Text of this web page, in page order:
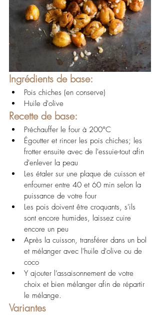
Ingrédients de base:
Pois chiches (en conserve)
Huile d'olive
Recette de base:
Préchauffer le four à 200°C
Égoutter et rincer les pois chiches; les
frotter ensuite avec de l'essuie-tout afin
d'enlever la peau
Les étaler sur une plaque de cuisson et
enfourner entre 40 et 60 min selon la
puissance de votre four
Les pois doivent être croquants, s'ils
sont encore humides, laissez cuire
encore un peu
Après la cuisson, transférer dans un bol
et mélanger avec l'huile d'olive ou de
coco
Y ajouter l’assaisonnement de votre
choix et bien mélanger afin de répartir
le mélange.
Variantes